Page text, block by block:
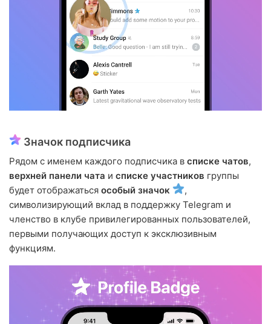
Значок подписчика
Рядом с именем каждого подписчика в списке чатов,
верхней панели чата и списке участников группы
будет отображаться особый значок
,
символизирующий вклад в поддержку Telegram и
членство в клубе привилегированных пользователей,
первыми получающих доступ к эксклюзивным
функциям.